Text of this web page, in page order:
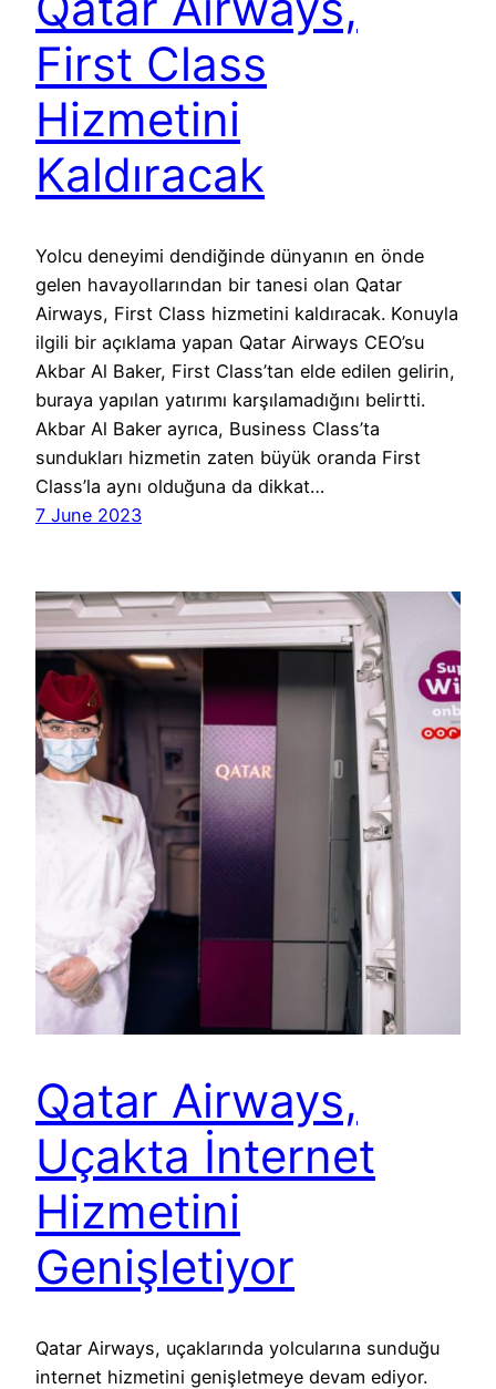
First Class
Hizmetini
Kaldıracak
Yolcu deneyimi dendiğinde dünyanın en önde
gelen havayollarından bir tanesi olan Qatar
Airways, First Class hizmetini kaldıracak. Konuyla
ilgili bir açıklama yapan Qatar Airways CEO’su
Akbar Al Baker, First Class’tan elde edilen gelirin,
buraya yapılan yatırımı karşılamadığını belirtti.
Akbar Al Baker ayrıca, Business Class’ta
sundukları hizmetin zaten büyük oranda First
Class’la aynı olduğuna da dikkat…
7 June 2023
Qatar Airways,
Uçakta İnternet
Hizmetini
Genişletiyor
Qatar Airways, uçaklarında yolcularına sunduğu
internet hizmetini genişletmeye devam ediyor.